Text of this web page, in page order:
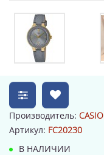
Производитель: CASIO
Артикул: FC20230
В НАЛИЧИИ